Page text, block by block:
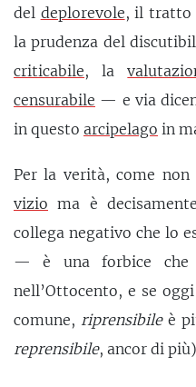
del deplorevole, il tratto
la prudenza del
criticabile, la
censurabile — e via
in questo arcipelago in
Per la verità, come
vizio ma è
collega negativo che lo
— è una forbice che
nell’Ottocento, e se oggi
comune, riprensibileè
reprensibile, ancor di